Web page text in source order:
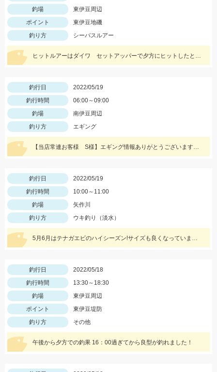
釣場
東伊豆周辺
ポイント
東伊豆地磯
釣り方
シーバスルアー
ヒットルアーはダイワ セットアッパーで夕方にヒットしたとのことです。83ｃｍ5ｋｇのナイスサイズでした！情報提供ありがとうございます！
釣行日
2022/05/19
釣行時間
06:00～09:00
釣場
南伊豆周辺
釣り方
エギング
【当店常連お客様 S様】エギング情報ありがとうございます。 朝マヅメの時間帯３杯立て続けに、1.8㌔・800ｇ・900ｇが釣れました！ 1.8㌔のヒットエギは【エギ王Ｋ3.5号 黒潮ＳＰ マッスルファイト】
釣行日
2022/05/19
釣行時間
10:00～11:00
釣場
矢作川
釣り方
ウキ釣り（淡水）
5月6月はテナガエビのハイシーズン!サイズも良くなっています!エサは石ゴカイで、小さく切ると針掛かりアップします!
釣行日
2022/05/18
釣行時間
13:30～18:30
釣場
東伊豆周辺
ポイント
東伊豆堤防
釣り方
その他
午後から夕方での釣果 16：00過ぎてから良型が釣れました！